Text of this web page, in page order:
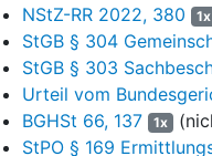
5
2. Das Rechtsmittel
6
a) Gegen den
Tatsachen beruhender
NStZ-RR 2022, 380 1x
StGB § 304
StGB § 303
Urteil vom
BGHSt 66, 137 1x
StPO § 169